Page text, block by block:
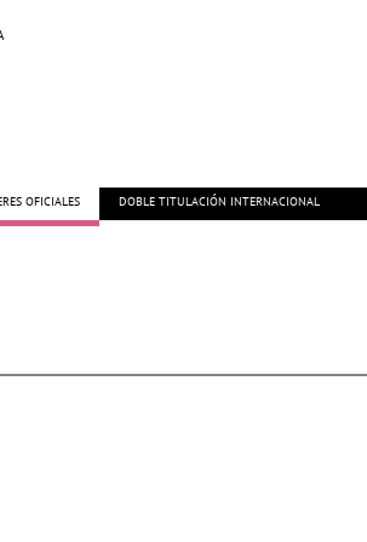
OFICIALES DOBLE TITULACIÓN INTERNACIONAL